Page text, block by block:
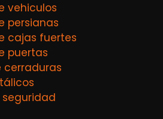
vehiculos
persianas
cajas fuertes
puertas
cerraduras
seguridad